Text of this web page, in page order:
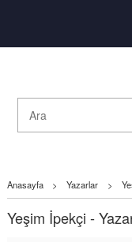
Anasayfa > Yazarlar >
Yeşim İpekçi -